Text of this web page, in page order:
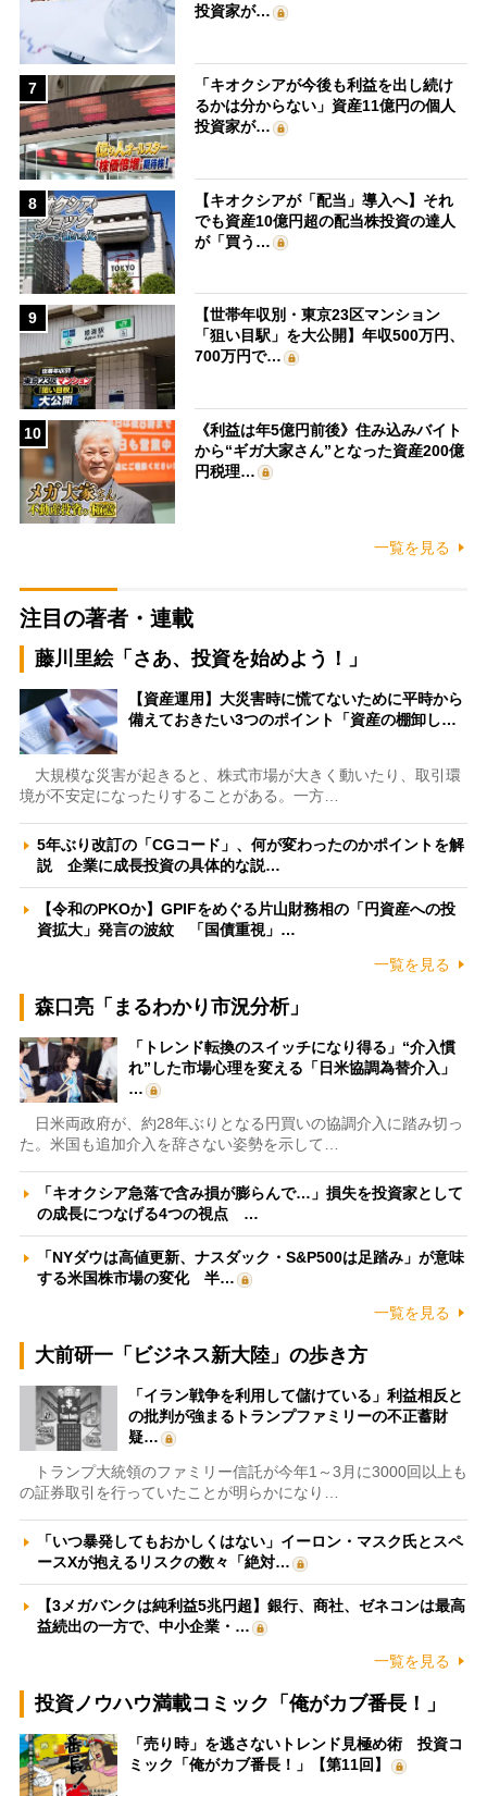
投資家が…
7
「キオクシアが今後も利益を出し続け
るかは分からない」資産11億円の個人
投資家が…
8
【キオクシアが「配当」導入へ】それ
でも資産10億円超の配当株投資の達人
が「買う…
9
【世帯年収別・東京23区マンション
「狙い目駅」を大公開】年収500万円、
700万円で…
10
《利益は年5億円前後》住み込みバイト
から“ギガ大家さん”となった資産200億
円税理…
一覧を見る
注目の著者・連載
藤川里絵「さあ、投資を始めよう！」
【資産運用】大災害時に慌てないために平時から
備えておきたい3つのポイント「資産の棚卸し…
大規模な災害が起きると、株式市場が大きく動いたり、取引環
境が不安定になったりすることがある。一方…
5年ぶり改訂の「CGコード」、何が変わったのかポイントを解
説 企業に成長投資の具体的な説…
【令和のPKOか】GPIFをめぐる片山財務相の「円資産への投
資拡大」発言の波紋 「国債重視」…
一覧を見る
森口亮「まるわかり市況分析」
「トレンド転換のスイッチになり得る」“介入慣
れ”した市場心理を変える「日米協調為替介入」
…
日米両政府が、約28年ぶりとなる円買いの協調介入に踏み切っ
た。米国も追加介入を辞さない姿勢を示して…
「キオクシア急落で含み損が膨らんで…」損失を投資家として
の成長につなげる4つの視点 …
「NYダウは高値更新、ナスダック・S&P500は足踏み」が意味
する米国株市場の変化 半…
一覧を見る
大前研一「ビジネス新大陸」の歩き方
「イラン戦争を利用して儲けている」利益相反と
の批判が強まるトランプファミリーの不正蓄財
疑…
トランプ大統領のファミリー信託が今年1～3月に3000回以上も
の証券取引を行っていたことが明らかになり…
「いつ暴発してもおかしくはない」イーロン・マスク氏とスペ
ースXが抱えるリスクの数々「絶対…
【3メガバンクは純利益5兆円超】銀行、商社、ゼネコンは最高
益続出の一方で、中小企業・…
一覧を見る
投資ノウハウ満載コミック「俺がカブ番長！」
「売り時」を逃さないトレンド見極め術 投資コ
ミック「俺がカブ番長！」【第11回】